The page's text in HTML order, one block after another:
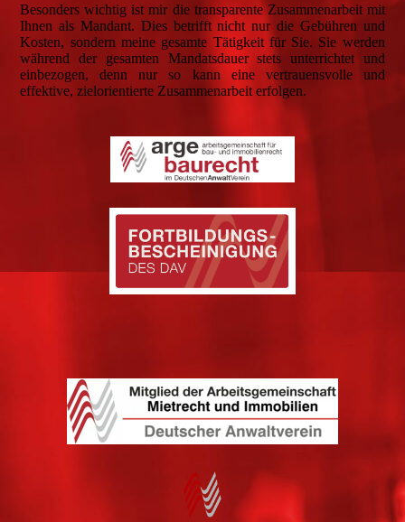
Besonders wichtig ist mir die transparente Zusammenarbeit mit
Ihnen als Mandant. Dies betrifft nicht nur die Gebühren und
Kosten, sondern meine gesamte Tätigkeit für Sie. Sie werden
während der gesamten Mandatsdauer stets unterrichtet und
einbezogen, denn nur so kann eine vertrauensvolle und
effektive, zielorientierte Zusammenarbeit erfolgen.